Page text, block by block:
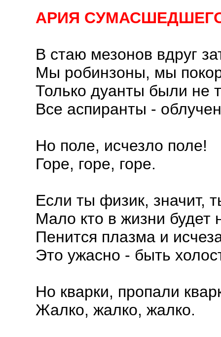
АРИЯ
В стаю мезонов вдруг
Мы робинзоны, мы
Только дуанты были не
Все аспиранты -
Но поле, исчезло поле!
Горе, горе, горе.
Если ты физик, значит,
Мало кто в жизни будет
Пенится плазма и
Это ужасно - быть
Но кварки, пропали
Жалко, жалко, жалко.